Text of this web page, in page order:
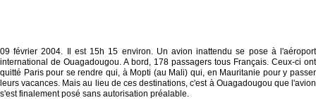
09 février 2004. Il est 15h 15 environ. Un avion inattendu se pose à l'aéroport
international de Ouagadougou. A bord, 178 passagers tous Français. Ceux-ci ont
quitté Paris pour se rendre qui, à Mopti (au Mali) qui, en Mauritanie pour y passer
leurs vacances. Mais au lieu de ces destinations, c'est à Ouagadougou que l'avion
s'est finalement posé sans autorisation préalable.